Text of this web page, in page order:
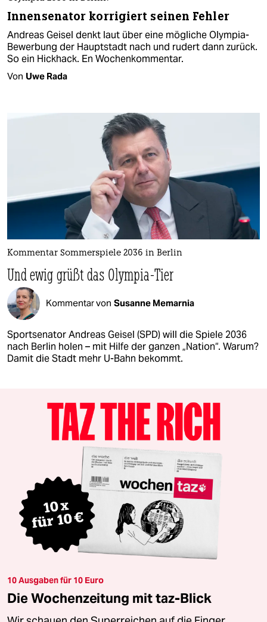
Innensenator korrigiert seinen Fehler
Andreas Geisel denkt laut über eine mögliche Olympia-
Bewerbung der Hauptstadt nach und rudert dann zurück.
So ein Hickhack. En Wochenkommentar.
Von Uwe Rada
Kommentar Sommerspiele 2036 in Berlin
Und ewig grüßt das Olympia-Tier
Kommentar von Susanne Memarnia
Sportsenator Andreas Geisel (SPD) will die Spiele 2036
nach Berlin holen – mit Hilfe der ganzen „Nation“. Warum?
Damit die Stadt mehr U-Bahn bekommt.
10 Ausgaben für 10 Euro
Die Wochenzeitung mit taz-Blick